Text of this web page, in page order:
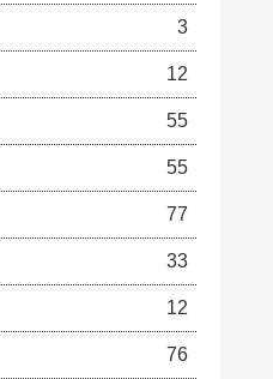
3
12
55
55
77
33
12
76